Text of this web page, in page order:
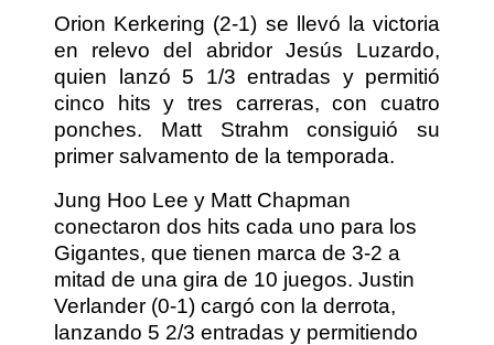
Orion Kerkering (2-1) se llevó la victoria
en relevo del abridor Jesús Luzardo,
quien lanzó 5 1/3 entradas y permitió
cinco hits y tres carreras, con cuatro
ponches. Matt Strahm consiguió su
primer salvamento de la temporada.
Jung Hoo Lee y Matt Chapman
conectaron dos hits cada uno para los
Gigantes, que tienen marca de 3-2 a
mitad de una gira de 10 juegos. Justin
Verlander (0-1) cargó con la derrota,
lanzando 5 2/3 entradas y permitiendo